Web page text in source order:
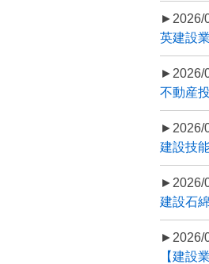
►2026/
英建設
►2026/
不動産
►2026/
建設技
►2026/
建設石
►2026/
【建設